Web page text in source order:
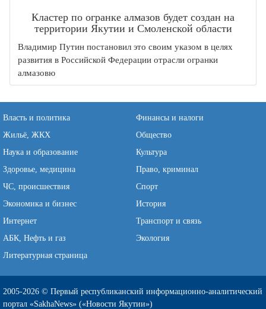
Кластер по огранке алмазов будет создан на
территории Якутии и Смоленской области
Владимир Путин постановил это своим указом в целях
развития в Российской Федерации отрасли огранки
алмазовю
Власть и политика
Финансы и налоги
Жильё, ЖКХ
Общество
Наука и образование
Культура
Здоровье, медицина
Право, криминал
ЧС, происшествия
Спорт
Экономика и бизнес
История
Интернет
Транспорт и связь
АБК, Нефть и газ
Экология
Литературная страница
2005-2026 © Первый республиканский информационно-аналитический
портал «SakhaNews» («Новости Якутии»)